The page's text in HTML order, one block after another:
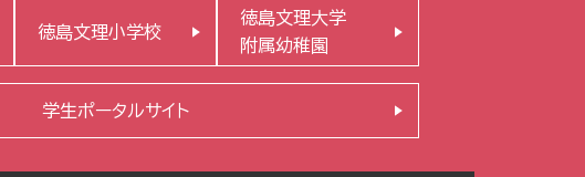
徳島文理小学校
徳島文理大学
附属幼稚園
学生ポータルサイト